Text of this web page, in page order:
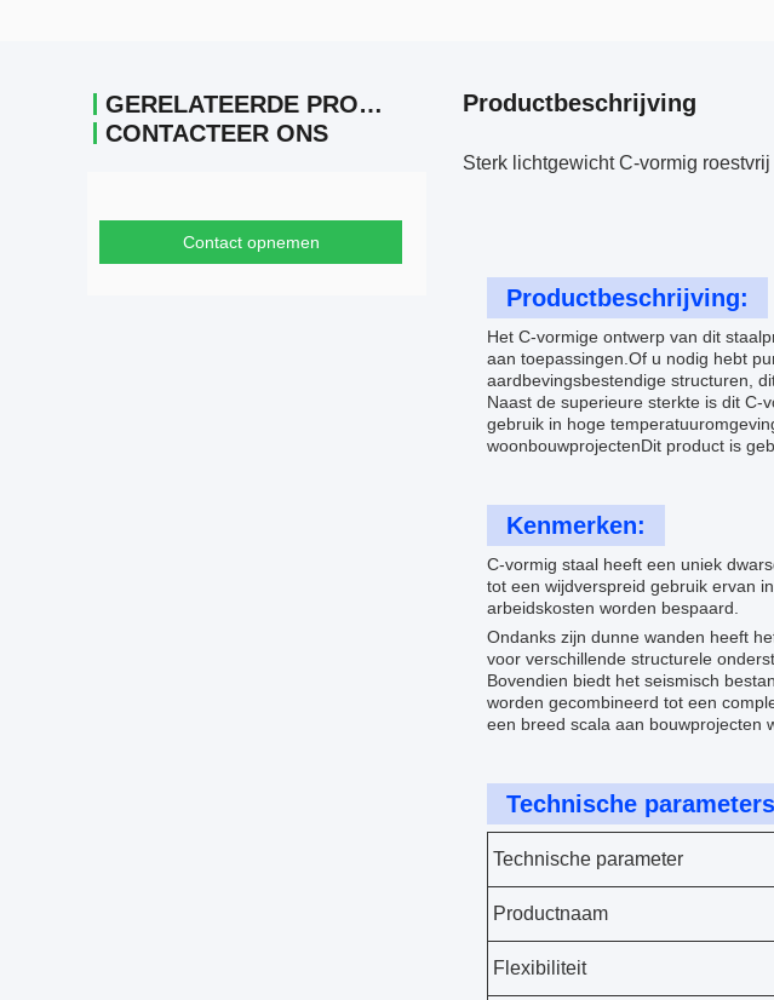
GERELATEERDE PRODUCTEN
CONTACTEER ONS
Contact opnemen
Productbeschrijving
Sterk lichtgewicht C-vormig
Productbeschrijving:
Het C-vormige ontwerp van dit
aan toepassingen.Of u nodig hebt
aardbevingsbestendige structuren,
Naast de superieure sterkte is dit C-
gebruik in hoge
woonbouwprojectenDit product is
Kenmerken:
C-vormig staal heeft een uniek
tot een wijdverspreid gebruik ervan
arbeidskosten worden bespaard.
Ondanks zijn dunne wanden heeft
voor verschillende structurele
Bovendien biedt het seismisch
worden gecombineerd tot een
een breed scala aan bouwprojecten
Technische
Technische parameter
Productnaam
Flexibiliteit